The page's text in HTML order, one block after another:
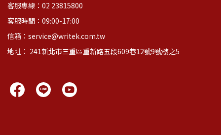
客服專線：02 23815800
客服時間：09:00-17:00
信箱：service@writek.com.tw
地址： 241新北市三重區重新路五段609巷12號9號樓之5